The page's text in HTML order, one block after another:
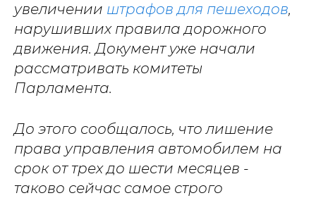
увеличении штрафов для пешеходов,
нарушивших правила дорожного
движения. Документ уже начали
рассматривать комитеты
Парламента.
До этого сообщалось, что лишение
права управления автомобилем на
срок от трех до шести месяцев -
таково сейчас самое строго